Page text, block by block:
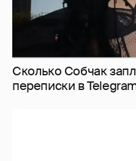
Сколько Собчак
перeписки в